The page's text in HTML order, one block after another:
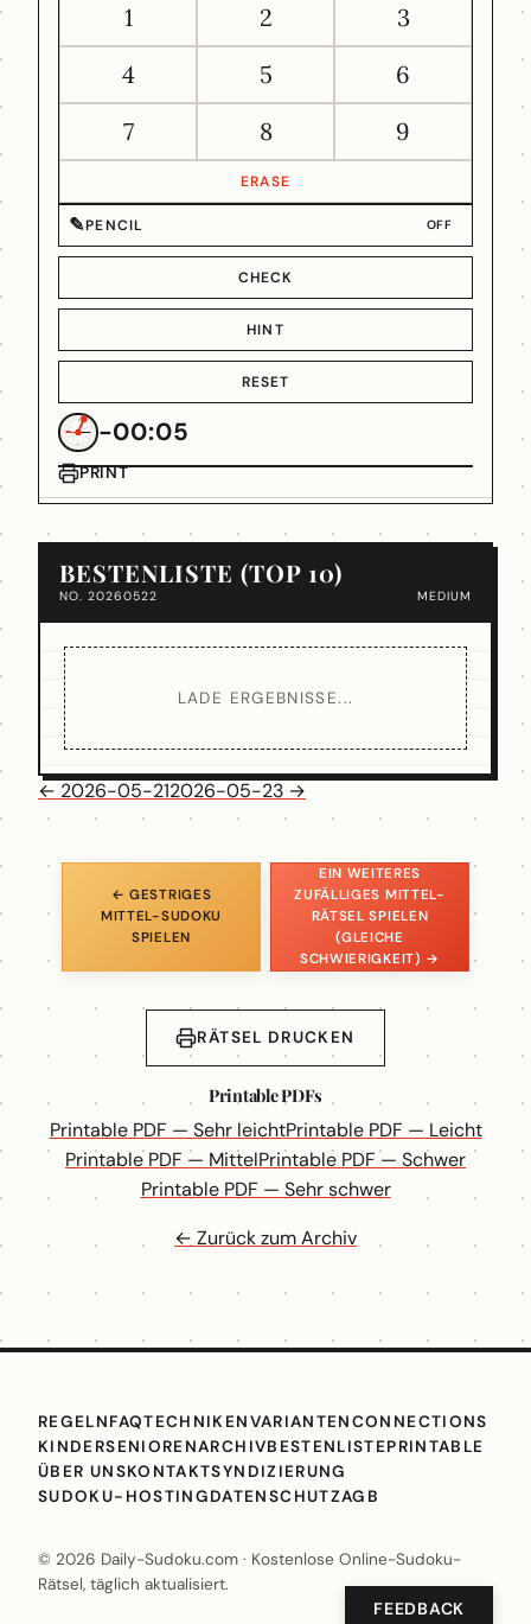
1 2
3
4
5
6
7
8 9
ERASE
✎PENCIL OFF
CHECK
HINT
RESET
-00:05
PRINT
BESTENLISTE (TOP 10)
NO. 20260522 MEDIUM
LADE ERGEBNISSE...
← 2026-05-212026-05-23 →
← GESTRIGES
MITTEL-SUDOKU
SPIELEN
EIN WEITERES
ZUFÄLLIGES MITTEL-
RÄTSEL SPIELEN
(GLEICHE
SCHWIERIGKEIT) →
RÄTSEL DRUCKEN
Printable PDFs
Printable PDF — Sehr leichtPrintable PDF — Leicht
Printable PDF — MittelPrintable PDF — Schwer
Printable PDF — Sehr schwer
← Zurück zum Archiv
REGELNFAQTECHNIKENVARIANTENCONNECTIONS
KINDERSENIORENARCHIVBESTENLISTEPRINTABLE
ÜBER UNSKONTAKTSYNDIZIERUNG
SUDOKU-HOSTINGDATENSCHUTZAGB
© 2026 Daily-Sudoku.com · Kostenlose Online-Sudoku-
Rätsel, täglich aktualisiert.
FEEDBACK